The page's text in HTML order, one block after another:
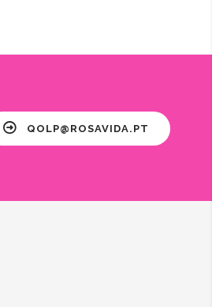
QOLP@ROSAVIDA.PT